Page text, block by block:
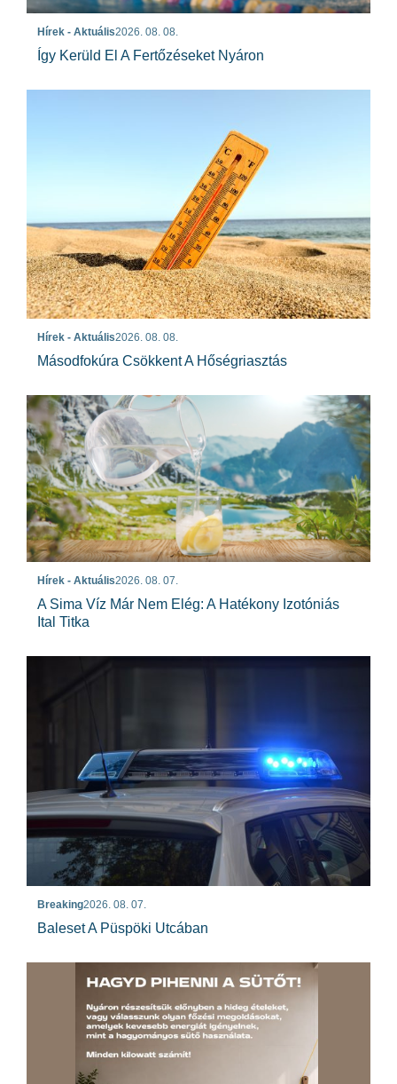
Hírek - Aktuális2026. 08. 08.
Így Kerüld El A Fertőzéseket Nyáron
Hírek - Aktuális2026. 08. 08.
Másodfokúra Csökkent A Hőségriasztás
Hírek - Aktuális2026. 08. 07.
A Sima Víz Már Nem Elég: A Hatékony Izotóniás
Ital Titka
Breaking2026. 08. 07.
Baleset A Püspöki Utcában